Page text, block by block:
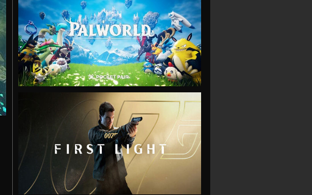
VIEW
VIEW